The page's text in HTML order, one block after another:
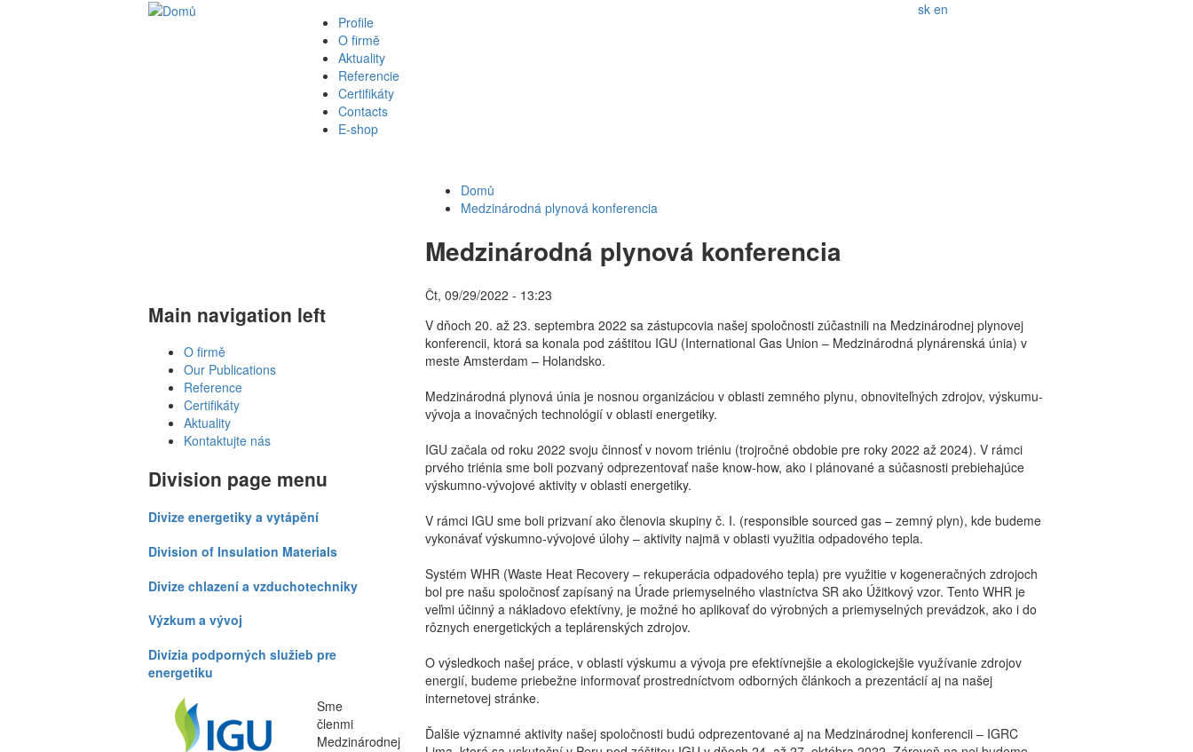
Profile
O firmě
Aktuality
Referencie
Certifikáty
Contacts
E-shop
sk en
Domů
Medzinárodná plynová konferencia
Medzinárodná plynová konferencia
Čt, 09/29/2022 - 13:23
V dňoch 20. až 23. septembra 2022 sa zástupcovia našej spoločnosti zúčastnili na Medzinárodnej plynovej
konferencii, ktorá sa konala pod záštitou IGU (International Gas Union – Medzinárodná plynárenská únia) v
meste Amsterdam – Holandsko.
Medzinárodná plynová únia je nosnou organizáciou v oblasti zemného plynu, obnoviteľných zdrojov, výskumu-
vývoja a inovačných technológií v oblasti energetiky.
IGU začala od roku 2022 svoju činnosť v novom triéniu (trojročné obdobie pre roky 2022 až 2024). V rámci
prvého triénia sme boli pozvaný odprezentovať naše know-how, ako i plánované a súčasnosti prebiehajúce
výskumno-vývojové aktivity v oblasti energetiky.
V rámci IGU sme boli prizvaní ako členovia skupiny č. I. (responsible sourced gas – zemný plyn), kde budeme
vykonávať výskumno-vývojové úlohy – aktivity najmä v oblasti využitia odpadového tepla.
Systém WHR (Waste Heat Recovery – rekuperácia odpadového tepla) pre využitie v kogeneračných zdrojoch
bol pre našu spoločnosť zapísaný na Úrade priemyselného vlastníctva SR ako Úžitkový vzor. Tento WHR je
veľmi účinný a nákladovo efektívny, je možné ho aplikovať do výrobných a priemyselných prevádzok, ako i do
rôznych energetických a teplárenských zdrojov.
O výsledkoch našej práce, v oblasti výskumu a vývoja pre efektívnejšie a ekologickejšie využívanie zdrojov
energií, budeme priebežne informovať prostredníctvom odborných článkoch a prezentácií aj na našej
internetovej stránke.
Ďalšie významné aktivity našej spoločnosti budú odprezentované aj na Medzinárodnej konferencii – IGRC
Main navigation left
O firmě
Our Publications
Reference
Certifikáty
Aktuality
Kontaktujte nás
Division page menu
Divize energetiky a vytápění
Division of Insulation Materials
Divize chlazení a vzduchotechniky
Výzkum a vývoj
Divízia podporných služieb pre
energetiku
Sme
členmi
Medzinárodnej